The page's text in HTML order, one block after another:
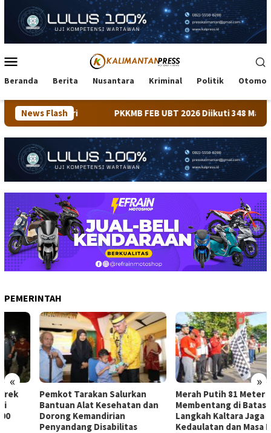
konten
Mobile
Beranda Berita Nusantara Kriminal Politik
News Flash
PKKMB FEB UBT 2026 Diikuti 348 Mahasiswa,
PEMERINTAH
« »
Pemkot Tarakan Salurkan
Bantuan Alat Kesehatan dan
Dorong Kemandirian
Penyandang Disabilitas
Merah Putih 81 Meter
Membentang di Batas Negeri:
Langkah Kaltara Jaga
Kedaulatan dan Masa Depan